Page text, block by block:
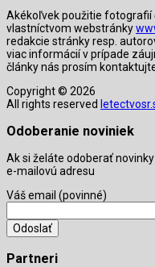
Akékoľvek použitie fotografií
vlastníctvom webstránky
redakcie stránky resp.
viac informácií v prípade
články nás prosím
Copyright © 2026
All rights reserved
Odoberanie noviniek
Ak si želáte odoberať
e-mailovú adresu
Váš email (povinné)
Partneri